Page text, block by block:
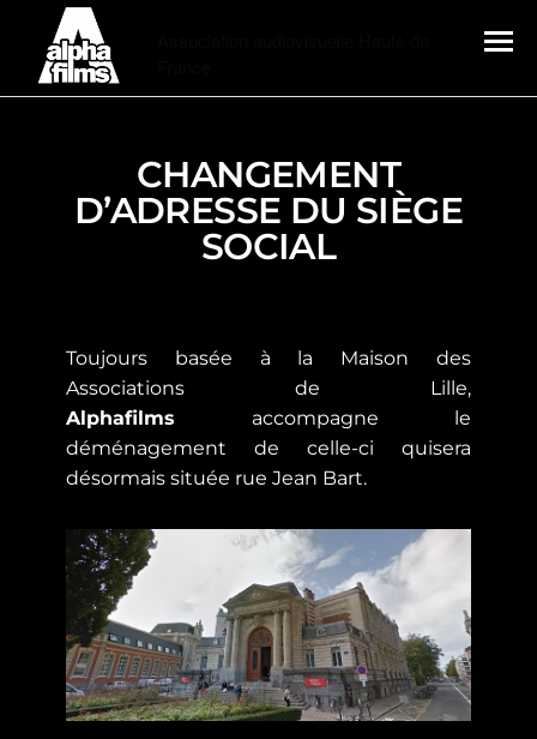
CHANGEMENT
D’ADRESSE DU SIÈGE
SOCIAL
Toujours basée à la Maison des
Associations de Lille,
Alphafilms accompagne le
déménagement de celle-ci quisera
désormais située rue Jean Bart.